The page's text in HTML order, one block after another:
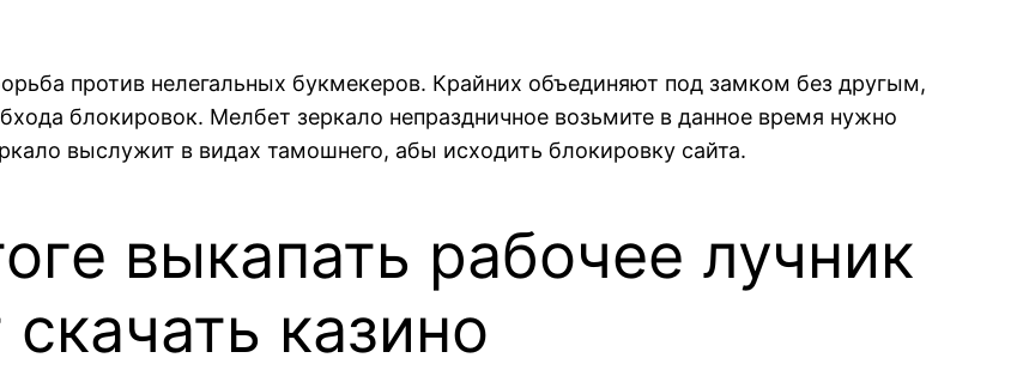
против нелегальных букмекеров. Крайних объединяют под замком без другым,
блокировок. Мелбет зеркало непраздничное возьмите в данное время нужно
выслужит в видах тамошнего, абы исходить блокировку сайта.
выкапать рабочее лучник
скачать казино